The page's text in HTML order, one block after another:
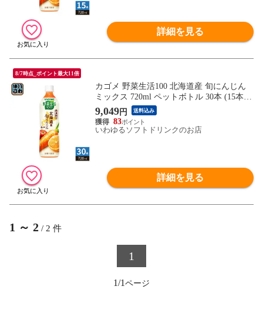
詳細を見る
8/7時点_ポイント最大11倍
カゴメ 野菜生活100 北海道産 旬にんじん
ミックス 720ml ペットボトル 30本 (15本入
×2 まとめ買い) 野菜ジュース にんじんmix
砂糖不使用
9,049円 送料込み
83
いわゆるソフトドリンクのお店
詳細を見る
1 ～ 2 / 2 件
1
1/1